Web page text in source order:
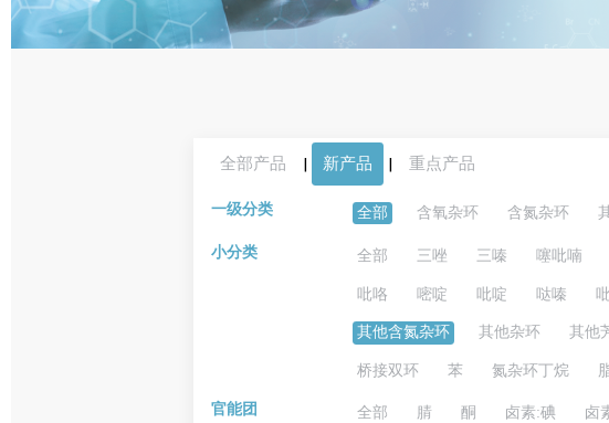
全部产品 | 新产品 | 重点产品
一级分类 全部 含氧杂环 含氮杂环
小分类 全部 三唑 三嗪 噻吡喃
吡咯 嘧啶 吡啶 哒嗪
其他含氮杂环 其他杂环 其他
桥接双环 苯 氮杂环丁烷
官能团 全部 腈 酮 卤素:碘 卤